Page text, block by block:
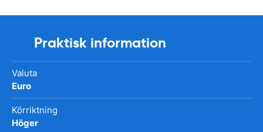
Praktisk information
Valuta
Euro
Körriktning
Höger